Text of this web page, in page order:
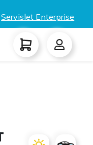
Servislet Enterprise